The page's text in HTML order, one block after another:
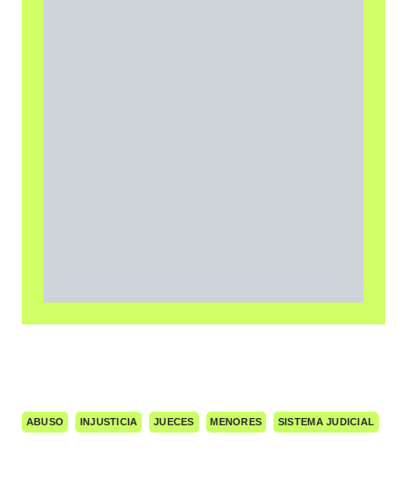
ABUSO INJUSTICIA JUECES MENORES SISTEMA JUDICIAL